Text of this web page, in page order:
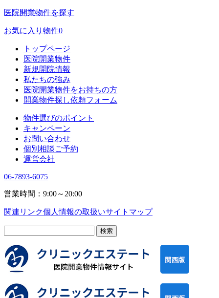
医院開業物件を探す
お気に入り物件0
トップページ
医院開業物件
新規開院情報
私たちの強み
医院開業物件をお持ちの方
開業物件探し依頼フォーム
物件選びのポイント
キャンペーン
お問い合わせ
個別相談ご予約
運営会社
06-7893-6075
営業時間：9:00～20:00
関連リンク個人情報の取扱いサイトマップ